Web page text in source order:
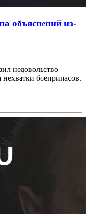
объяснений из-
недовольство
боеприпасов.